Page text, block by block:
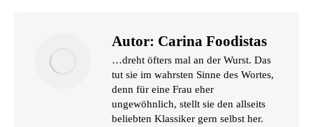
Autor: Carina Foodistas
…dreht öfters mal an der Wurst. Das
tut sie im wahrsten Sinne des Wortes,
denn für eine Frau eher
ungewöhnlich, stellt sie den allseits
beliebten Klassiker gern selbst her.